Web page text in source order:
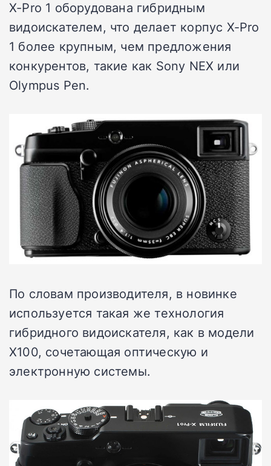
X-Pro 1 оборудована гибридным
видоискателем, что делает корпус X-Pro
1 более крупным, чем предложения
конкурентов, такие как Sony NEX или
Olympus Pen.
По словам производителя, в новинке
используется такая же технология
гибридного видоискателя, как в модели
X100, сочетающая оптическую и
электронную системы.